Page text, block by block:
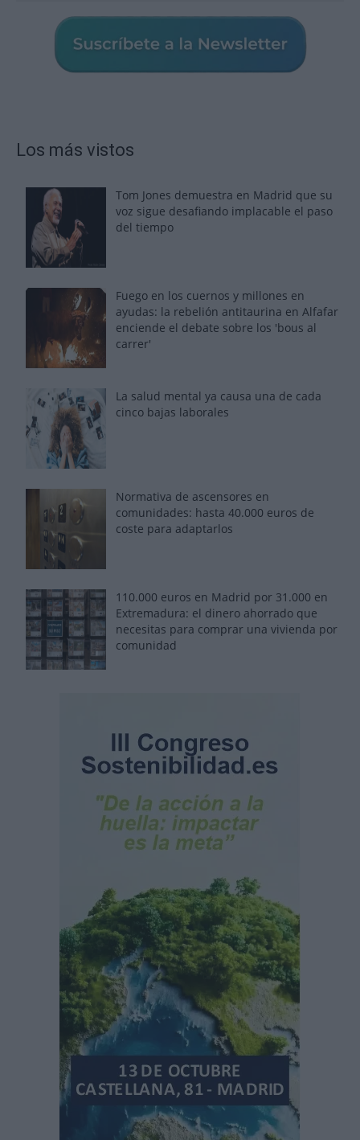
Los más vistos
Tom Jones demuestra en Madrid que su
voz sigue desafiando implacable el paso
del tiempo
Fuego en los cuernos y millones en
ayudas: la rebelión antitaurina en Alfafar
enciende el debate sobre los 'bous al
carrer'
La salud mental ya causa una de cada
cinco bajas laborales
Normativa de ascensores en
comunidades: hasta 40.000 euros de
coste para adaptarlos
110.000 euros en Madrid por 31.000 en
Extremadura: el dinero ahorrado que
necesitas para comprar una vivienda por
comunidad